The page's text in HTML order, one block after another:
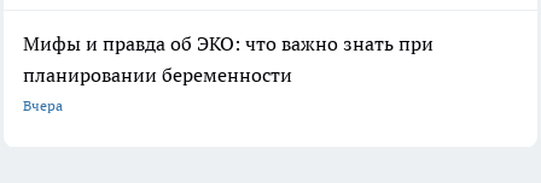
Мифы и правда об ЭКО: что важно знать при
планировании беременности
Вчера